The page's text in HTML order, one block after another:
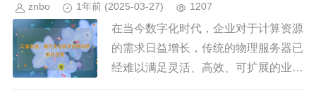
znbo 1年前 (2025-03-27) 1207
在当今数字化时代，企业对于计算资源
的需求日益增长，传统的物理服务器已
经难以满足灵活、高效、可扩展的业务
需求，云服务器（Cloud Server）作为